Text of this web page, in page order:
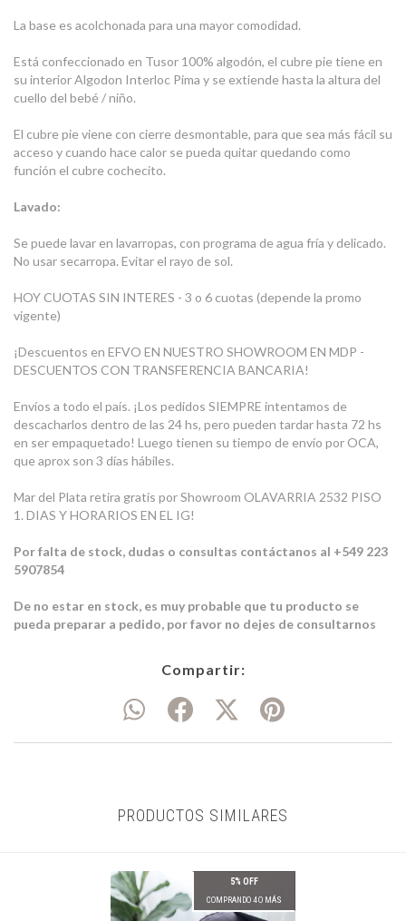
La base es acolchonada para una mayor comodidad.
Está confeccionado en Tusor 100% algodón, el cubre pie tiene en
su interior Algodon Interloc Pima y se extiende hasta la altura del
cuello del bebé / niño.
El cubre pie viene con cierre desmontable, para que sea más fácil su
acceso y cuando hace calor se pueda quitar quedando como
función el cubre cochecito.
Lavado:
Se puede lavar en lavarropas, con programa de agua fría y delicado.
No usar secarropa. Evitar el rayo de sol.
HOY CUOTAS SIN INTERES - 3 o 6 cuotas (depende la promo
vigente)
¡Descuentos en EFVO EN NUESTRO SHOWROOM EN MDP -
DESCUENTOS CON TRANSFERENCIA BANCARIA!
Envíos a todo el país. ¡Los pedidos SIEMPRE intentamos de
descacharlos dentro de las 24 hs, pero pueden tardar hasta 72 hs
en ser empaquetado! Luego tienen su tiempo de envío por OCA,
que aprox son 3 días hábiles.
Mar del Plata retira gratis por Showroom OLAVARRIA 2532 PISO
1. DIAS Y HORARIOS EN EL IG!
Por falta de stock, dudas o consultas contáctanos al +549 223
5907854
De no estar en stock, es muy probable que tu producto se
pueda preparar a pedido, por favor no dejes de consultarnos
Compartir:
PRODUCTOS SIMILARES
5% OFF
COMPRANDO 4 O MÁS